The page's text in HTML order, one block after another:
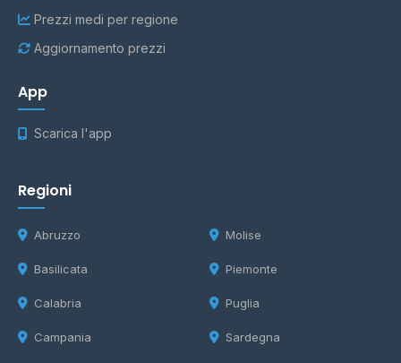
Prezzi medi per regione
Aggiornamento prezzi
App
Scarica l'app
Regioni
Abruzzo
Basilicata
Calabria
Campania
Molise
Piemonte
Puglia
Sardegna